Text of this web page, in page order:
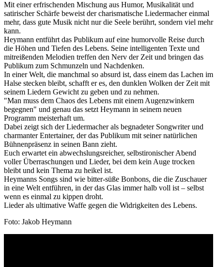
Mit einer erfrischenden Mischung aus Humor, Musikalität und
satirischer Schärfe beweist der charismatische Liedermacher einmal
mehr, dass gute Musik nicht nur die Seele berührt, sondern viel mehr
kann.
Heymann entführt das Publikum auf eine humorvolle Reise durch
die Höhen und Tiefen des Lebens. Seine intelligenten Texte und
mitreißenden Melodien treffen den Nerv der Zeit und bringen das
Publikum zum Schmunzeln und Nachdenken.
In einer Welt, die manchmal so absurd ist, dass einem das Lachen im
Halse stecken bleibt, schafft er es, den dunklen Wolken der Zeit mit
seinem Liedern Gewicht zu geben und zu nehmen.
"Man muss dem Chaos des Lebens mit einem Augenzwinkern
begegnen" und genau das setzt Heymann in seinem neuen
Programm meisterhaft um.
Dabei zeigt sich der Liedermacher als begnadeter Songwriter und
charmanter Entertainer, der das Publikum mit seiner natürlichen
Bühnenpräsenz in seinen Bann zieht.
Euch erwartet ein abwechslungsreicher, selbstironischer Abend
voller Überraschungen und Lieder, bei dem kein Auge trocken
bleibt und kein Thema zu heikel ist.
Heymanns Songs sind wie bitter-süße Bonbons, die die Zuschauer
in eine Welt entführen, in der das Glas immer halb voll ist – selbst
wenn es einmal zu kippen droht.
Lieder als ultimative Waffe gegen die Widrigkeiten des Lebens.
Foto: Jakob Heymann